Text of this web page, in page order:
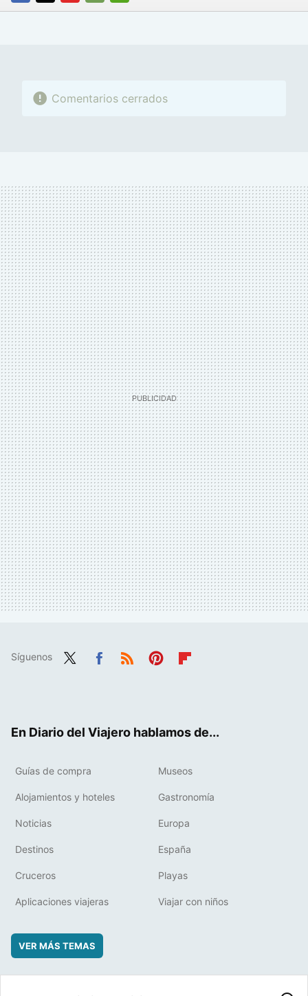
FACEBOOK
TWITTERFLIPBOARD
E-
WHATSAPP
Comentarios cerrados
Síguenos
En Diario del Viajero hablamos de...
Guías de compra Museos
Alojamientos y hoteles Gastronomía
Noticias Europa
Destinos España
Cruceros Playas
Aplicaciones viajeras Viajar con niños
VER MÁS TEMAS